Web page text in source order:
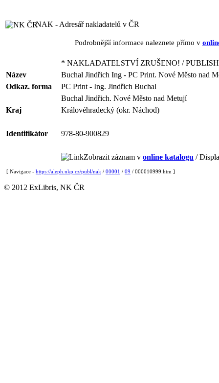
NAK - Adresář nakladatelů v ČR
Podrobnější informace naleznete přímo v
* NAKLADATELSTVÍ ZRUŠENO! /
Název
Buchal Jindřich Ing - PC Print. Nové Město nad
Odkaz. forma
PC Print - Ing. Jindřich Buchal
Buchal Jindřich. Nové Město nad Metují
Kraj
Královéhradecký (okr. Náchod)
Identifikátor 978-80-900829
Zobrazit záznam v online katalogu /
[ Navigace - https://aleph.nkp.cz/publ/nak / 00001 / 09 / 000010999.htm ]
© 2012 ExLibris, NK ČR